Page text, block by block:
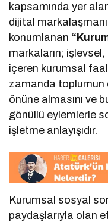
kapsamında yer
dijital
konumlanan
markaların;
içeren kurumsal
zamanda toplumun
önüne almasını ve
gönüllü eylemlerle
işletme anlayışıdır.
Kurumsal sosyal
paydaşlarıyla olan